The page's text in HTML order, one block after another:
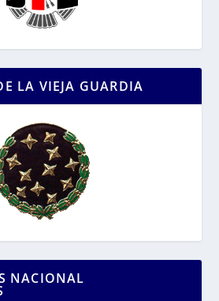
LA VIEJA GUARDIA
NACIONAL